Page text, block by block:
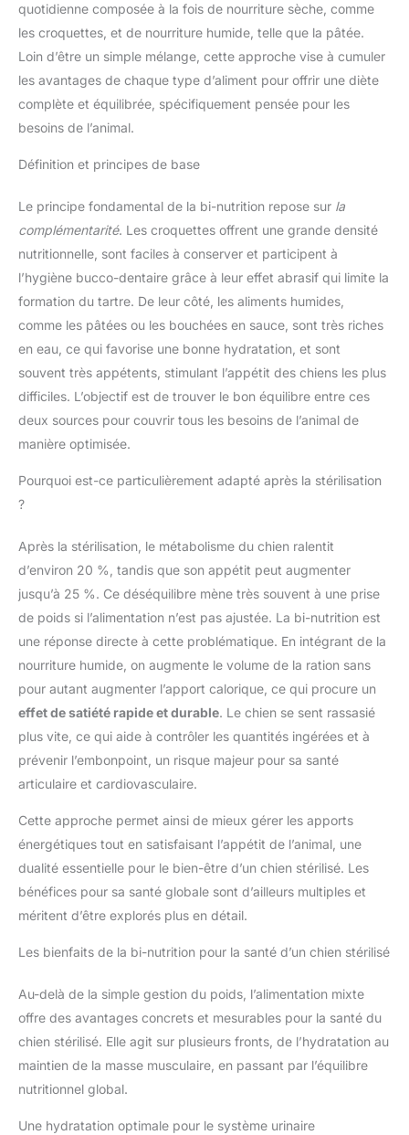
quotidienne composée à la fois de nourriture sèche, comme
les croquettes, et de nourriture humide, telle que la pâtée.
Loin d’être un simple mélange, cette approche vise à cumuler
les avantages de chaque type d’aliment pour offrir une diète
complète et équilibrée, spécifiquement pensée pour les
besoins de l’animal.
Définition et principes de base
Le principe fondamental de la bi-nutrition repose sur la
complémentarité. Les croquettes offrent une grande densité
nutritionnelle, sont faciles à conserver et participent à
l’hygiène bucco-dentaire grâce à leur effet abrasif qui limite la
formation du tartre. De leur côté, les aliments humides,
comme les pâtées ou les bouchées en sauce, sont très riches
en eau, ce qui favorise une bonne hydratation, et sont
souvent très appétents, stimulant l’appétit des chiens les plus
difficiles. L’objectif est de trouver le bon équilibre entre ces
deux sources pour couvrir tous les besoins de l’animal de
manière optimisée.
Pourquoi est-ce particulièrement adapté après la stérilisation
?
Après la stérilisation, le métabolisme du chien ralentit
d’environ 20 %, tandis que son appétit peut augmenter
jusqu’à 25 %. Ce déséquilibre mène très souvent à une prise
de poids si l’alimentation n’est pas ajustée. La bi-nutrition est
une réponse directe à cette problématique. En intégrant de la
nourriture humide, on augmente le volume de la ration sans
pour autant augmenter l’apport calorique, ce qui procure un
effet de satiété rapide et durable. Le chien se sent rassasié
plus vite, ce qui aide à contrôler les quantités ingérées et à
prévenir l’embonpoint, un risque majeur pour sa santé
articulaire et cardiovasculaire.
Cette approche permet ainsi de mieux gérer les apports
énergétiques tout en satisfaisant l’appétit de l’animal, une
dualité essentielle pour le bien-être d’un chien stérilisé. Les
bénéfices pour sa santé globale sont d’ailleurs multiples et
méritent d’être explorés plus en détail.
Les bienfaits de la bi-nutrition pour la santé d’un chien stérilisé
Au-delà de la simple gestion du poids, l’alimentation mixte
offre des avantages concrets et mesurables pour la santé du
chien stérilisé. Elle agit sur plusieurs fronts, de l’hydratation au
maintien de la masse musculaire, en passant par l’équilibre
nutritionnel global.
Une hydratation optimale pour le système urinaire